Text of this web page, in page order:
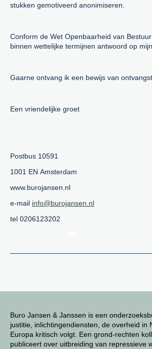
Buro Jansen & Janssen is een
justitie, inlichtingendiensten, de overheid in
Europa kritisch volgt. Een grond-rechten
publiceert over uitbreiding van repressieve
stukken gemotiveerd anonimiseren.
Conform de Wet Openbaarheid van
binnen wettelijke termijnen antwoord op
Gaarne ontvang ik een bewijs van ontvangst.
Een vriendelijke groet
Postbus 10591
1001 EN Amsterdam
www.burojansen.nl
e-mail info@burojansen.nl
tel 0206123202